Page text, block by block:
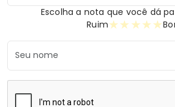
Escolha a nota que você dá
Ruim
★
★
★
★
★